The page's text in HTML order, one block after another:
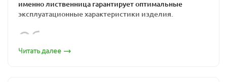
именно лиственница гарантирует оптимальные
эксплуатационные характеристики изделия.
Обшивка из
лиственницы по
Читать далее